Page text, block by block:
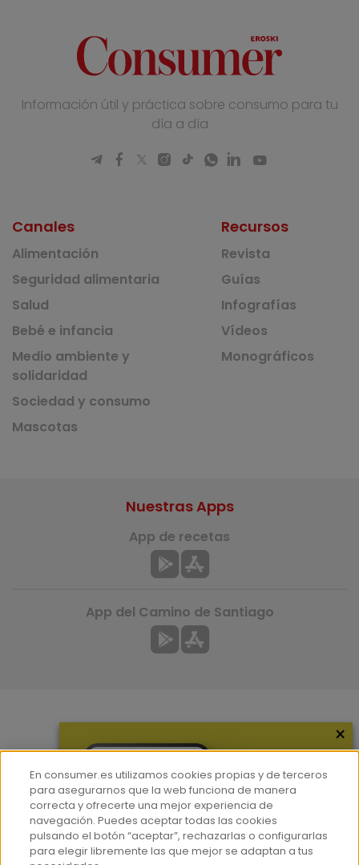
Información útil y práctica sobre consumo para tu
día a día
Canales
Alimentación
Seguridad alimentaria
Salud
Bebé e infancia
Medio ambiente y
solidaridad
Sociedad y consumo
Mascotas
Recursos
Revista
Guías
Infografías
Vídeos
Monográficos
Hemeroteca
Contacto
Prensa
Nuestras Apps
App de recetas
App del Camino de Santiago
×
En consumer.es utilizamos cookies propias y de terceros
para asegurarnos que la web funciona de manera
correcta y ofrecerte una mejor experiencia de
navegación. Puedes aceptar todas las cookies
pulsando el botón “aceptar”, rechazarlas o configurarlas
para elegir libremente las que mejor se adaptan a tus